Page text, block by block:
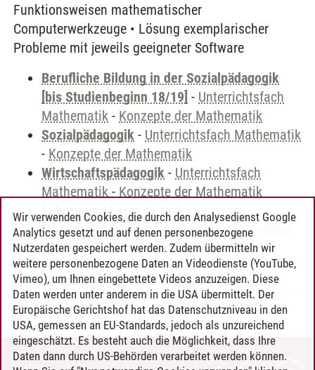
Funktionsweisen mathematischer
Computerwerkzeuge • Lösung exemplarischer
Probleme mit jeweils geeigneter Software
Berufliche Bildung in der Sozialpädagogik
[bis Studienbeginn 18/19] - Unterrichtsfach
Mathematik - Konzepte der Mathematik
Sozialpädagogik - Unterrichtsfach Mathematik
- Konzepte der Mathematik
Wirtschaftspädagogik - Unterrichtsfach
Mathematik - Konzepte der Mathematik
Lehren und Lernen-Unterrichtsfach
Mathematik-Elementarmathematik vertiefen
II
Timo Leder/30.06.2024
Wir verwenden Cookies, die durch den Analysedienst Google
Analytics gesetzt und auf denen personenbezogene
Nutzerdaten gespeichert werden. Zudem übermitteln wir
weitere personenbezogene Daten an Videodienste (YouTube,
Vimeo), um Ihnen eingebettete Videos anzuzeigen. Diese
Daten werden unter anderem in die USA übermittelt. Der
Europäische Gerichtshof hat das Datenschutzniveau in den
USA, gemessen an EU-Standards, jedoch als unzureichend
eingeschätzt. Es besteht auch die Möglichkeit, dass Ihre
Daten dann durch US-Behörden verarbeitet werden können.